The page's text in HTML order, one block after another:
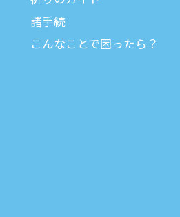
諸⼿続
こんなことで困ったら？